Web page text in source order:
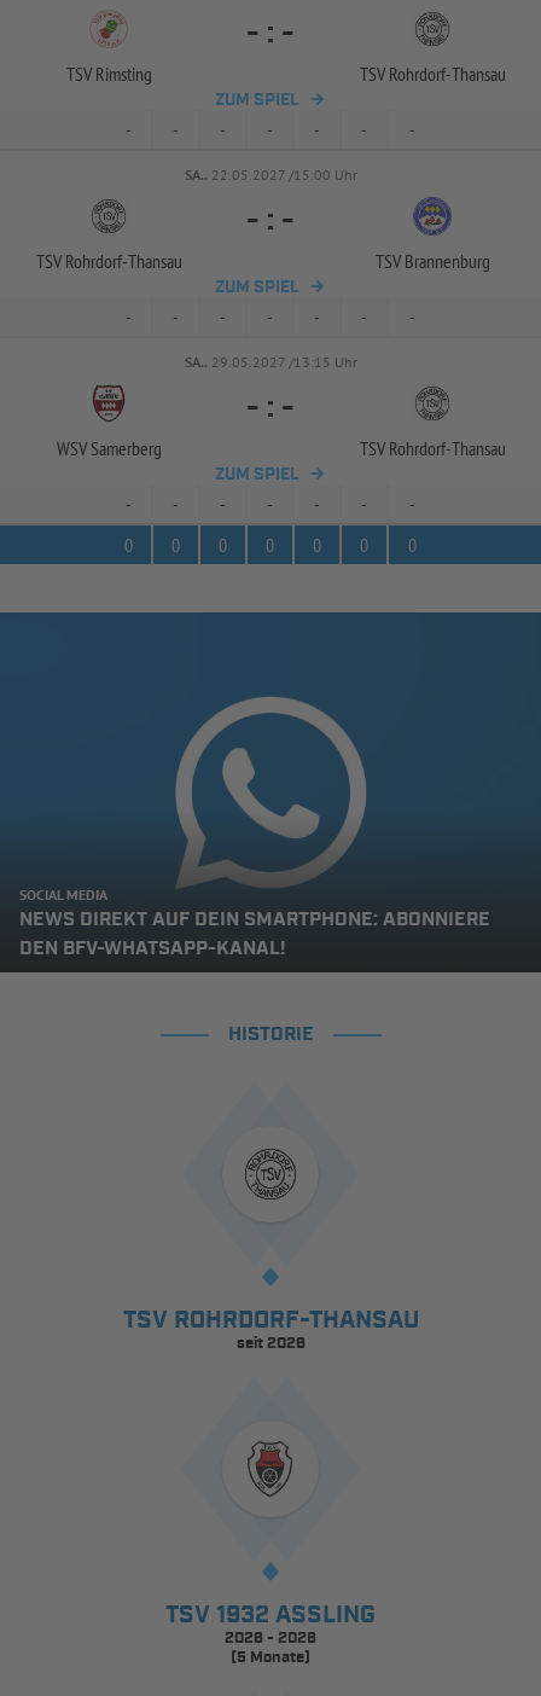
TSV Rimsting
- : -
TSV Rohrdorf-Thansau
ZUM SPIEL
- - - - - - -
SA.. 22.05.2027 /15:00 Uhr
TSV Rohrdorf-Thansau
- : -
TSV Brannenburg
ZUM SPIEL
- - - - - - -
SA.. 29.05.2027 /13:15 Uhr
WSV Samerberg
- : -
TSV Rohrdorf-Thansau
ZUM SPIEL
- - - - - -
-
0
0 0 0 0 0 0
SOCIAL MEDIA
NEWS DIREKT AUF DEIN SMARTPHONE: ABONNIERE
DEN BFV-WHATSAPP-KANAL!
HISTORIE
TSV ROHRDORF-THANSAU
seit 2026
TSV 1932 ASSLING
2026 - 2026
(5 Monate)